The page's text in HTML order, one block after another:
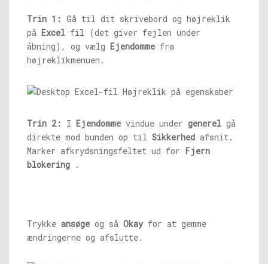
Trin 1: Gå til dit skrivebord og højreklik
på Excel fil (det giver fejlen under
åbning), og vælg Ejendomme fra
højreklikmenuen.
Trin 2: I Ejendomme vindue under generel gå
direkte mod bunden op til Sikkerhed afsnit.
Marker afkrydsningsfeltet ud for Fjern
blokering .
Trykke ansøge og så Okayfor at gemme
ændringerne og afslutte.